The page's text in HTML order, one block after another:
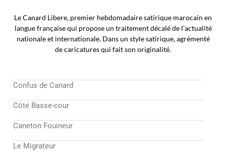
Le Canard Libere, premier hebdomadaire satirique marocain en
langue française qui propose un traitement décalé de l’actualité
nationale et internationale. Dans un style satirique, agrémenté
de caricatures qui fait son originalité.
Confus de Canard
Côté Basse-cour
Caneton Fouineur
Le Migrateur